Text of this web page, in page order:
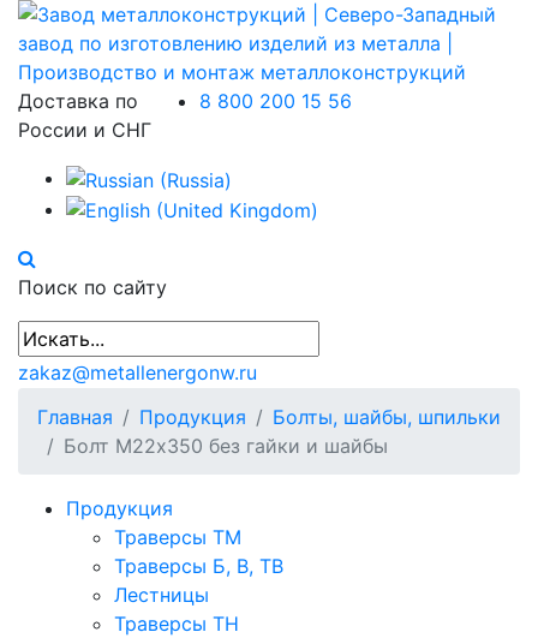
Доставка по
России и СНГ
8 800 200 15 56
Поиск по сайту
zakaz@metallenergonw.ru
Главная
Продукция
Болты, шайбы, шпильки
Болт М22х350 без гайки и шайбы
Продукция
Траверсы ТМ
Траверсы Б, В, ТВ
Лестницы
Траверсы ТН